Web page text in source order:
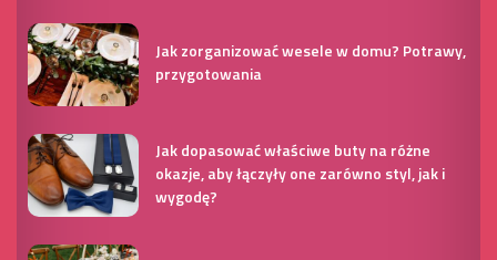
Jak zorganizować wesele w domu? Potrawy,
przygotowania
Jak dopasować właściwe buty na różne
okazje, aby łączyły one zarówno styl, jak i
wygodę?